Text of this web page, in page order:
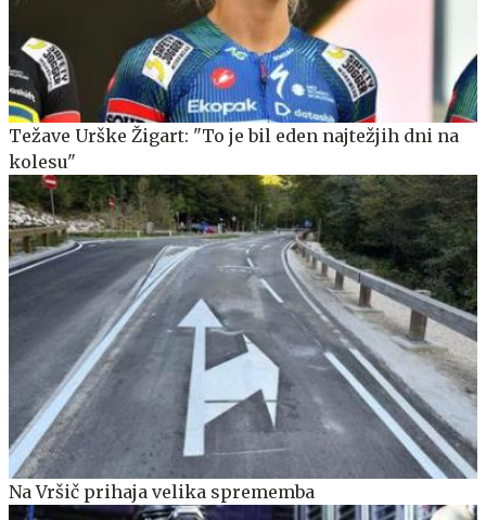
Težave Urške Žigart: "To je bil eden najtežjih dni na
kolesu"
Na Vršič prihaja velika sprememba